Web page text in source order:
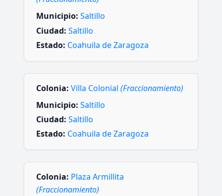
Municipio: Saltillo
Ciudad: Saltillo
Estado: Coahuila de Zaragoza
Colonia: Villa Colonial (Fraccionamiento)
Municipio: Saltillo
Ciudad: Saltillo
Estado: Coahuila de Zaragoza
Colonia: Plaza Armillita
(Fraccionamiento)